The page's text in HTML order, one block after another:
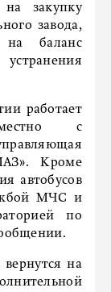
закупку
завода,
баланс
работает
с
Кроме
автобусов
МЧС и
по
на